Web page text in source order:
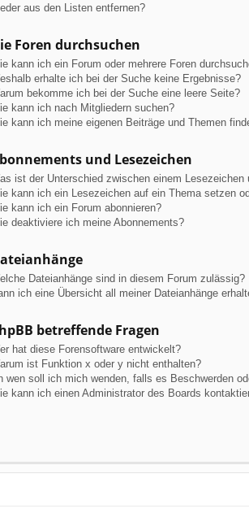
aus den Listen entfernen?
Foren durchsuchen
kann ich ein Forum oder mehrere Foren
erhalte ich bei der Suche keine Ergebnisse?
bekomme ich bei der Suche eine leere Seite?
kann ich nach Mitgliedern suchen?
kann ich meine eigenen Beiträge und Themen
und Lesezeichen
ist der Unterschied zwischen einem
kann ich ein Lesezeichen auf ein Thema setzen
kann ich ein Forum abonnieren?
deaktiviere ich meine Abonnements?
Dateianhänge sind in diesem Forum zulässig?
ich eine Übersicht all meiner Dateianhänge
betreffende Fragen
hat diese Forensoftware entwickelt?
ist Funktion x oder y nicht enthalten?
wen soll ich mich wenden, falls es Beschwerden
kann ich einen Administrator des Boards